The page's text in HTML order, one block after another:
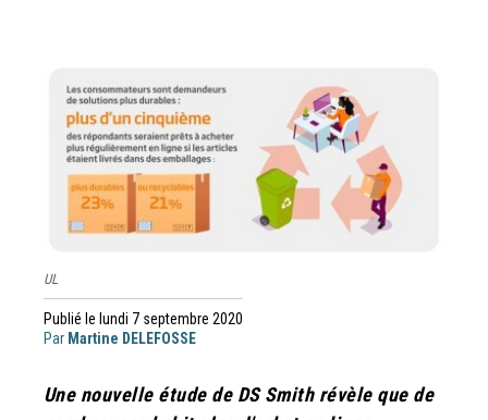
Publié le lundi 7 septembre 2020
Par Martine DELEFOSSE
UL
Une nouvelle étude de DS Smith révèle que de